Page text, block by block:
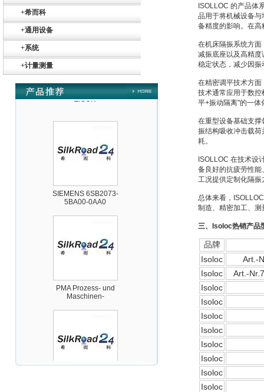
+希而科
+通用设备
+系统
+计量测量
ZIGOR
5BA00-0AA0
Maschinen-
Automation GmbH
ISOLLOC 的产品体
品用于将机械设备
备精度的影响。在
在机床隔振系统方
减振底座以及高精
稳定状态，减少因
在精密调平技术方
技术通常应用于数
平+振动隔离"的一体
在重型设备基础支
振结构吸收冲击载
耗。
ISOLLOC 在技术设
备良好的抗疲劳性
工况提供定制化隔
总体来看，
制造、精密加工、
三、 Isoloc热销产品
品牌
Isoloc
Art.-
Isoloc
Art.-
Isoloc
Isoloc
Isoloc
Isoloc
Isoloc
Isoloc
Isoloc
Isoloc